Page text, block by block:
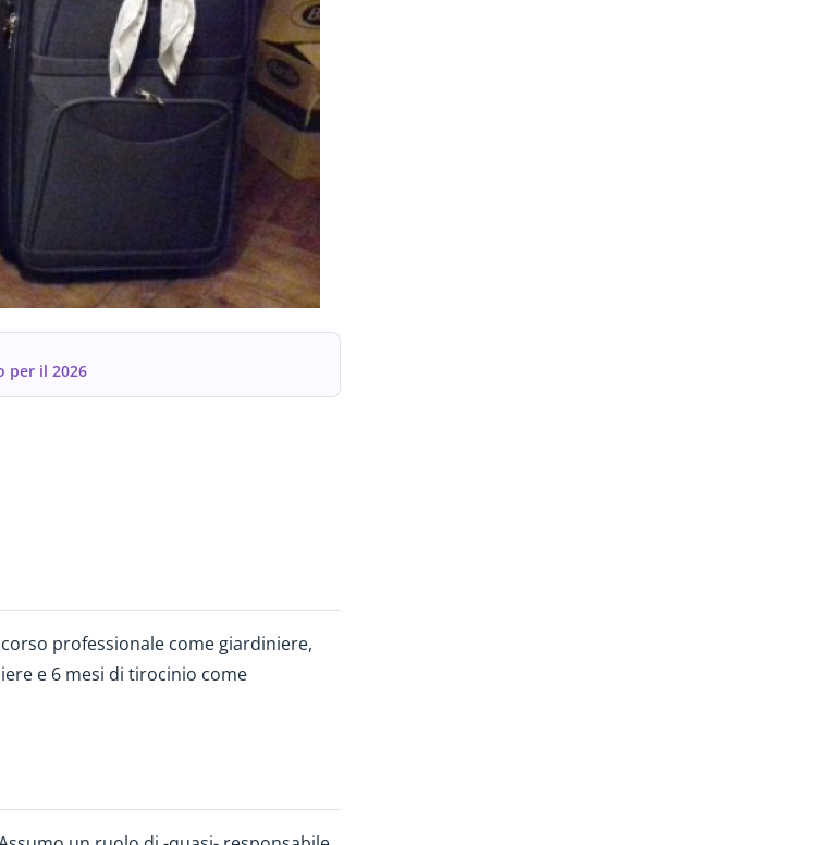
per il 2026
professionale come giardiniere,
e 6 mesi di tirocinio come